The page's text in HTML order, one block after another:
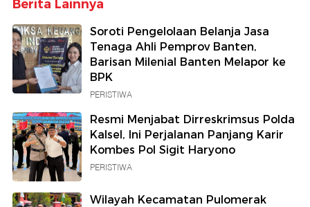
Berita Lainnya
Soroti Pengelolaan Belanja Jasa
Tenaga Ahli Pemprov Banten,
Barisan Milenial Banten Melapor ke
BPK
PERISTIWA
Resmi Menjabat Dirreskrimsus Polda
Kalsel, Ini Perjalanan Panjang Karir
Kombes Pol Sigit Haryono
PERISTIWA
Wilayah Kecamatan Pulomerak